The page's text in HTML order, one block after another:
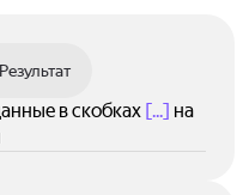
Результат
в скобках [...] на